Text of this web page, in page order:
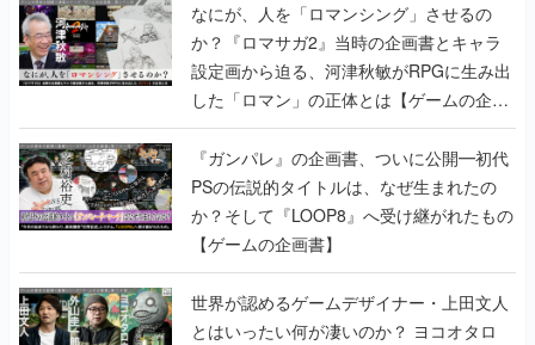
なにが、人を「ロマンシング」させるの
か？『ロマサガ2』当時の企画書とキャラ
設定画から迫る、河津秋敏がRPGに生み出
した「ロマン」の正体とは【ゲームの企画
書】
『ガンパレ』の企画書、ついに公開━初代
PSの伝説的タイトルは、なぜ生まれたの
か？そして『LOOP8』へ受け継がれたもの
【ゲームの企画書】
世界が認めるゲームデザイナー・上田文人
とはいったい何が凄いのか？ ヨコオタロ